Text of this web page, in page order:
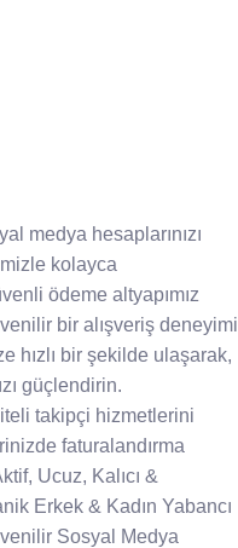
medya hesaplarınızı
kolayca
ödeme altyapımız
bir alışveriş deneyimi
hızlı bir şekilde ulaşarak,
güçlendirin.
takipçi hizmetlerini
faturalandırma
Ucuz, Kalıcı &
Erkek & Kadın Yabancı
Sosyal Medya